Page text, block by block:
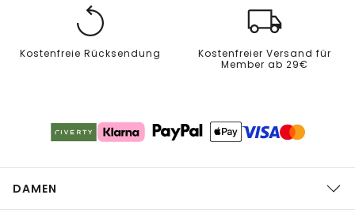
Kostenfreie Rücksendung
Kostenfreier Versand für
Member ab 29€
DAMEN